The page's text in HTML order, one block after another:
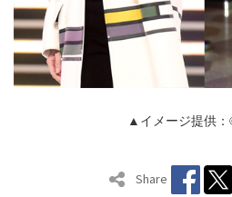
▲イメージ提供：
Share